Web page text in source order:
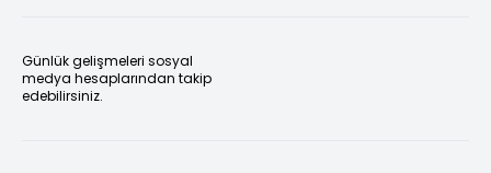
Günlük gelişmeleri sosyal
medya hesaplarından takip
edebilirsiniz.